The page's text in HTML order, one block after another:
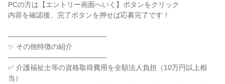
PCの方は【エントリー画面へいく】ボタンをクリック
内容を確認後、完了ボタンを押せば応募完了です！
――――――――――――――
✨ その他特徴の紹介
――――――――――――――
✅ 介護福祉士等の資格取得費用を全額法人負担（10万円以上相
当）